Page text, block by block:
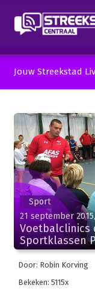
Jouw Streekstad
Sport
21 september
Voetbalclinics
Sportklassen
Door: Robin Korving
Bekeken: 5115x